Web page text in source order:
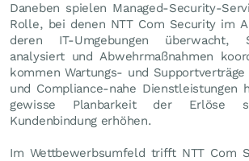
Daneben spielen Managed-Security-
Rolle, bei denen NTT Com Security im
deren IT-Umgebungen überwacht,
analysiert und Abwehrmaßnahmen
kommen Wartungs- und
und Compliance-nahe Dienstleistungen
gewisse Planbarkeit der Erlöse
Kundenbindung erhöhen.
Im Wettbewerbsumfeld trifft NTT Com